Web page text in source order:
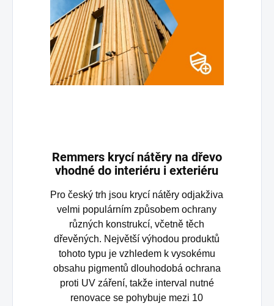
Remmers krycí nátěry na dřevo
vhodné do interiéru i exteriéru
Pro český trh jsou krycí nátěry odjakživa
velmi populárním způsobem ochrany
různých konstrukcí, včetně těch
dřevěných. Největší výhodou produktů
tohoto typu je vzhledem k vysokému
obsahu pigmentů dlouhodobá ochrana
proti UV záření, takže interval nutné
renovace se pohybuje mezi 10